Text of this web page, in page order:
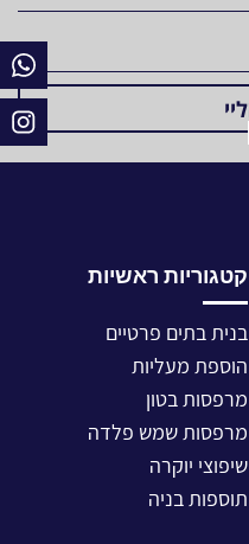
קטגוריות ראשיות
בנית בתים פרטיים
הוספת מעליות
מרפסות בטון
מרפסות שמש פלדה
שיפוצי יוקרה
תוספות בניה